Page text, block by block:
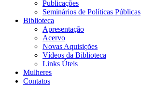
Publicações
Seminários de Políticas Públicas
Biblioteca
Apresentação
Acervo
Novas Aquisições
Vídeos da Biblioteca
Links Úteis
Mulheres
Contatos